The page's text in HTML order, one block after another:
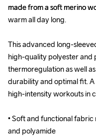
made from a soft merino
warm all day long.
This advanced long-
high-quality polyester and
thermoregulation as well
durability and optimal fit.
high-intensity workouts in
• Soft and functional
and polyamide
made from a soft merino
warm all day long.
This advanced long-
high-quality polyester and
thermoregulation as well
durability and optimal fit.
high-intensity workouts in
• Soft and functional
and polyamide